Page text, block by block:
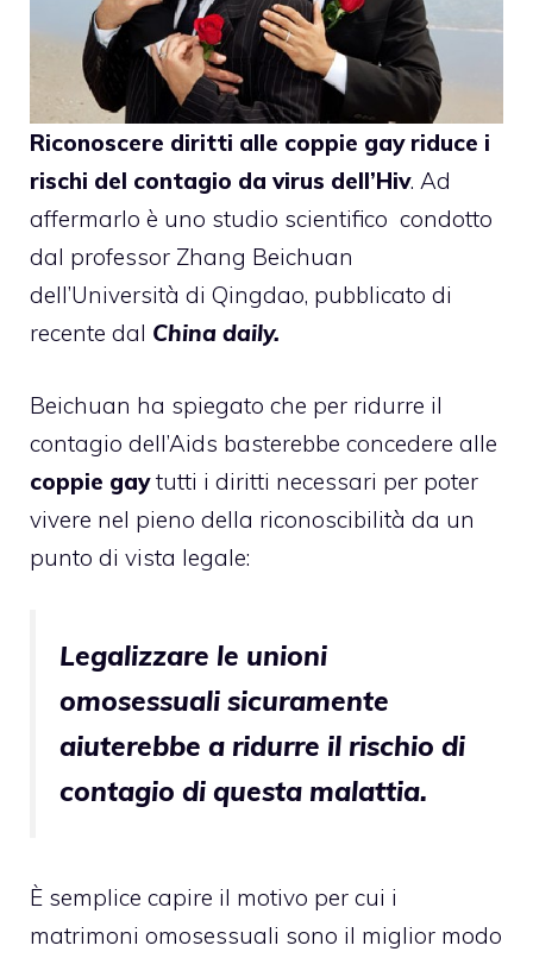
Riconoscere diritti alle coppie gay riduce i
rischi del contagio da virus dell’Hiv. Ad
affermarlo è uno studio scientifico condotto
dal professor Zhang Beichuan
dell’Università di Qingdao, pubblicato di
recente dal China daily.
Beichuan ha spiegato che per ridurre il
contagio dell’Aids basterebbe concedere alle
coppie gaytutti i diritti necessari per poter
vivere nel pieno della riconoscibilità da un
punto di vista legale:
Legalizzare le unioni
omosessuali sicuramente
aiuterebbe a ridurre il rischio di
contagio di questa malattia.
È semplice capire il motivo per cui i
matrimoni omosessuali sono il miglior modo